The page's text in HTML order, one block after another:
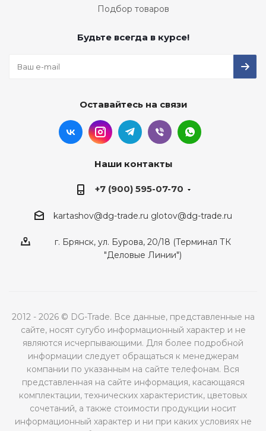
Подбор товаров
Будьте всегда в курсе!
Оставайтесь на связи
Наши контакты
+7 (900) 595-07-70
kartashov@dg-trade.ru glotov@dg-trade.ru
г. Брянск, ул. Бурова, 20/18 (Терминал ТК
"Деловые Линии")
2012 - 2026 © DG-Trade. Все данные, представленные на
сайте, носят сугубо информационный характер и не
являются исчерпывающими. Для более подробной
информации следует обращаться к менеджерам
компании по указанным на сайте телефонам. Вся
представленная на сайте информация, касающаяся
комплектации, технических характеристик, цветовых
сочетаний, а также стоимости продукции носит
информационный характер и ни при каких условиях не